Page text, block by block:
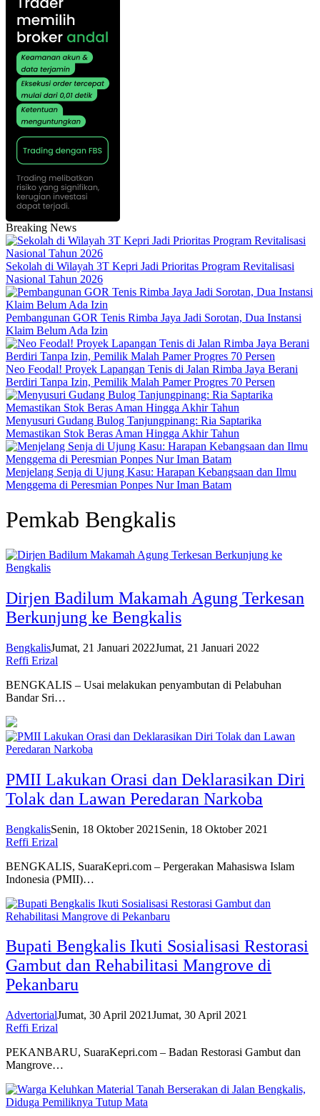
Breaking News
Sekolah di Wilayah 3T Kepri Jadi Prioritas Program Revitalisasi
Nasional Tahun 2026
Pembangunan GOR Tenis Rimba Jaya Jadi Sorotan, Dua Instansi
Klaim Belum Ada Izin
Neo Feodal! Proyek Lapangan Tenis di Jalan Rimba Jaya Berani
Berdiri Tanpa Izin, Pemilik Malah Pamer Progres 70 Persen
Menyusuri Gudang Bulog Tanjungpinang: Ria Saptarika
Memastikan Stok Beras Aman Hingga Akhir Tahun
Menjelang Senja di Ujung Kasu: Harapan Kebangsaan dan Ilmu
Menggema di Peresmian Ponpes Nur Iman Batam
Pemkab Bengkalis
Dirjen Badilum Makamah Agung Terkesan
Berkunjung ke Bengkalis
BengkalisJumat, 21 Januari 2022Jumat, 21 Januari 2022
Reffi Erizal
BENGKALIS – Usai melakukan penyambutan di Pelabuhan
Bandar Sri…
PMII Lakukan Orasi dan Deklarasikan Diri
Tolak dan Lawan Peredaran Narkoba
BengkalisSenin, 18 Oktober 2021 Senin, 18 Oktober 2021
Reffi Erizal
BENGKALIS, SuaraKepri.com – Pergerakan Mahasiswa Islam
Indonesia (PMII)…
Bupati Bengkalis Ikuti Sosialisasi Restorasi
Gambut dan Rehabilitasi Mangrove di
Pekanbaru
AdvertorialJumat, 30 April 2021Jumat, 30 April 2021
Reffi Erizal
PEKANBARU, SuaraKepri.com – Badan Restorasi Gambut dan
Mangrove…